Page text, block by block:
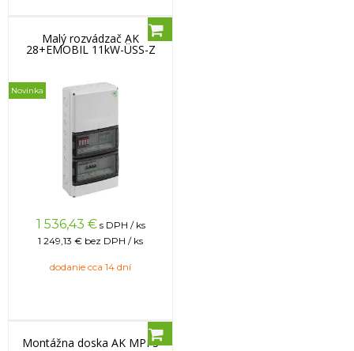
Malý rozvádzač AK
28+EMOBIL 11kW-ÜSS-Z
Novinka
1 536,43 € s DPH / ks
1 249,13 € bez DPH / ks
dodanie cca 14 dní
Montážna doska AK MPI 3